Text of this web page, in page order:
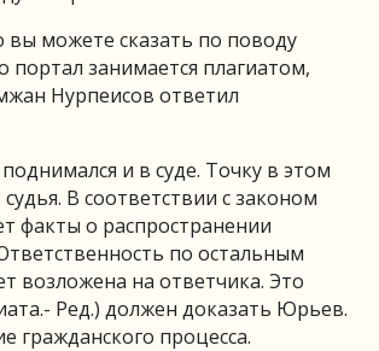
вы можете сказать по поводу
портал занимается плагиатом,
Нурпеисов ответил
и в суде. Точку в этом
В соответствии с законом
факты о распространении
по остальным
возложена на ответчика. Это
Ред.) должен доказать Юрьев.
гражданского процесса.